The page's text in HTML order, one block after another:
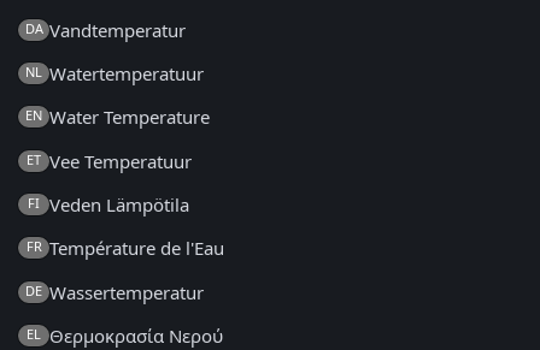
DA Vandtemperatur
NL Watertemperatuur
EN Water Temperature
ET Vee Temperatuur
FI Veden Lämpötila
FR Température de l'Eau
DE Wassertemperatur
EL Θερμοκρασία Νερού